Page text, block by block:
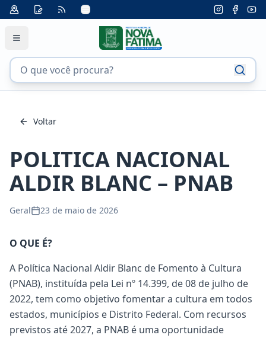
Voltar
POLITICA NACIONAL
ALDIR BLANC – PNAB
Geral 23 de maio de 2026
O QUE É?
A Política Nacional Aldir Blanc de Fomento à Cultura
(PNAB), instituída pela Lei nº 14.399, de 08 de julho de
2022, tem como objetivo fomentar a cultura em todos
estados, municípios e Distrito Federal. Com recursos
previstos até 2027, a PNAB é uma oportunidade